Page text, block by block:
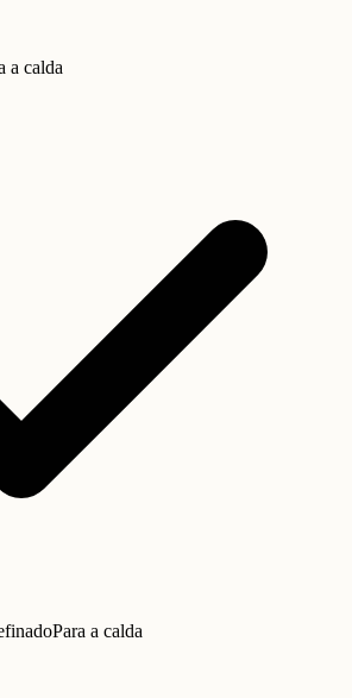
a calda
Para a calda